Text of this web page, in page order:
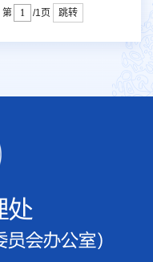
第 /1页 跳转